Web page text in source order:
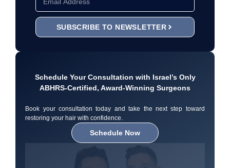
SUBSCRIBE TO NEWSLETTER
Schedule Your Consultation with Israel’s Only
ABHRS-Certified, Award-Winning Surgeons
Book your consultation today and take the next step toward
restoring your hair with confidence.
Schedule Now